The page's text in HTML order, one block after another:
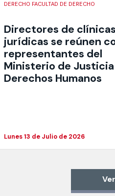
DERECHO FACULTAD DE DERECHO
Directores de clínicas
jurídicas se reúnen
representantes del
Ministerio de
Derechos Humanos
Lunes 13 de Julio de 2026